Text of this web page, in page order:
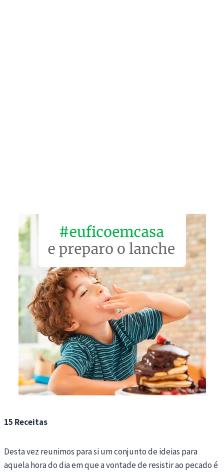
15 Receitas
Desta vez reunimos para si um conjunto de ideias para
aquela hora do dia em que a vontade de resistir ao pecado é